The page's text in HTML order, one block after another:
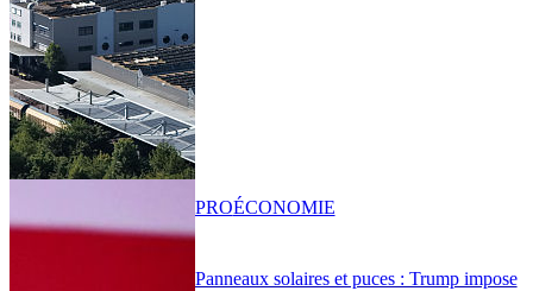
Panneaux solaires et puces : Trump impose
PROÉCONOMIE